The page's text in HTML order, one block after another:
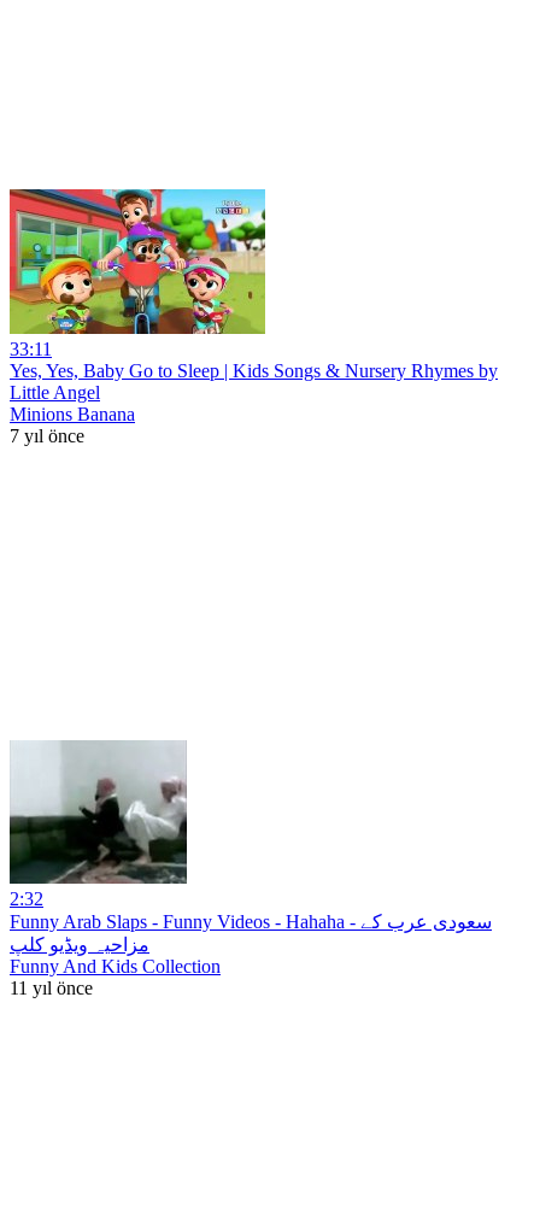
33:11
Yes, Yes, Baby Go to Sleep | Kids Songs & Nursery Rhymes by
Little Angel
Minions Banana
7 yıl önce
2:32
Funny Arab Slaps - Funny Videos - Hahaha - سعودی عرب کے
مزاحیہ ویڈیو کلپ
Funny And Kids Collection
11 yıl önce